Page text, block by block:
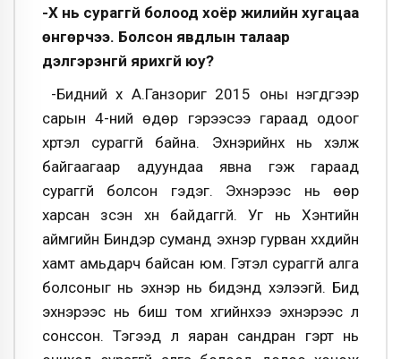
-Хүү нь сураггүй болоод хоёр жилийн хугацаа
өнгөрчээ. Болсон явдлын талаар
дэлгэрэнгүй ярихгүй юу?
-Бидний хүү А.Ганзориг 2015 оны нэгдүгээр
сарын 4-ний өдөр гэрээсээ гараад одоог
хүртэл сураггүй байна. Эхнэрийнх нь хэлж
байгаагаар адуундаа явна гэж гараад
сураггүй болсон гэдэг. Эхнэрээс нь өөр
харсан үзсэн хүн байдаггүй. Уг нь Хэнтийн
аймгийн Биндэр суманд эхнэр гурван хүүхдийн
хамт амьдарч байсан юм. Гэтэл сураггүй алга
болсоныг нь эхнэр нь бидэнд хэлээгүй. Бид
эхнэрээс нь биш том хүүгийнхээ эхнэрээс л
сонссон. Тэгээд л яаран сандран гэрт нь